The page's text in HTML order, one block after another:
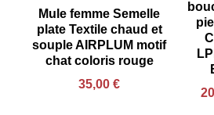
Mule femme Semelle
plate Textile chaud et
souple AIRPLUM motif
chat coloris rouge
35,00 €